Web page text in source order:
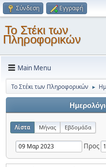
Σύνδεση Εγγραφή
Το Στέκι των
Πληροφορικών
Main Menu
Το Στέκι των Πληροφορικών ►
Λίστα Μήνας Εβδομάδα
Προς